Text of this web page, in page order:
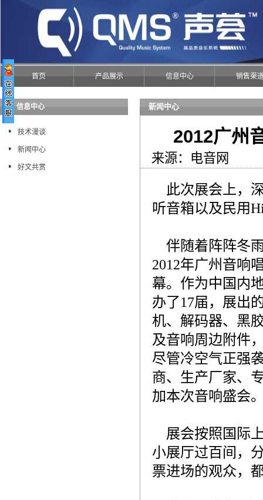
首页 产品展示 信息中心 销售渠
信息中心
技术漫谈
新闻中心
好文共赏
新闻中心
2012广州
来源：电音网
此次展会上，
听音箱以及民用
伴随着阵阵冬
2012年广州音响
幕。作为中国内
办了17届，展出
机、解码器、黑
及音响周边附件
尽管冷空气正强
商、生产厂家、
加本次音响盛会
展会按照国际
小展厅过百间，
票进场的观众，